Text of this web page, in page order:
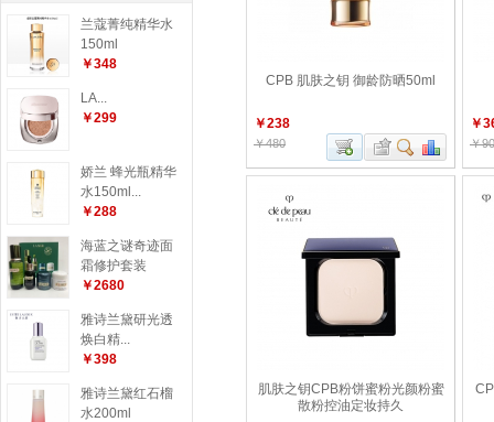
CPB 肌肤之钥 御龄防晒50ml
￥238
￥480
￥
￥
肌肤之钥CPB粉饼蜜粉光颜粉蜜
散粉控油定妆持久
兰蔻菁纯精华水
150ml
￥348
LA...
￥299
娇兰 蜂光瓶精华
水150ml...
￥288
海蓝之谜奇迹面
霜修护套装
￥2680
雅诗兰黛研光透
焕白精...
￥398
雅诗兰黛红石榴
水200ml